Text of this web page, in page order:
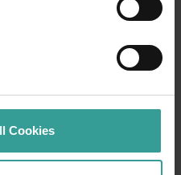
Cookies
住民是西澳大利亚的
任长老表达敬意。我
多样性，并推崇他们